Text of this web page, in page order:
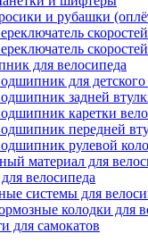
и рубашки
для велосипеда
для детского
задней
каретки
передней
рулевой
материал для
велосипеда
системы для
колодки для
для самокатов